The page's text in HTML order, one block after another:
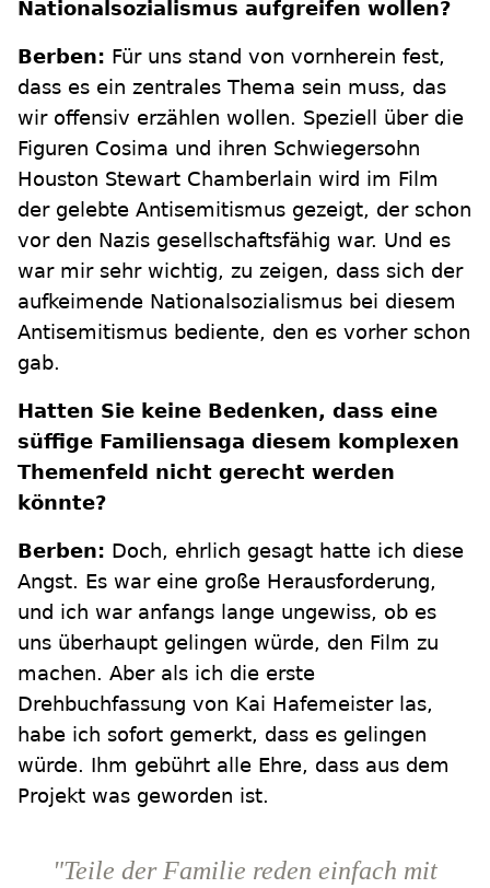
Nationalsozialismus aufgreifen wollen?
Berben: Für uns stand von vornherein fest,
dass es ein zentrales Thema sein muss, das
wir offensiv erzählen wollen. Speziell über die
Figuren Cosima und ihren Schwiegersohn
Houston Stewart Chamberlain wird im Film
der gelebte Antisemitismus gezeigt, der schon
vor den Nazis gesellschaftsfähig war. Und es
war mir sehr wichtig, zu zeigen, dass sich der
aufkeimende Nationalsozialismus bei diesem
Antisemitismus bediente, den es vorher schon
gab.
Hatten Sie keine Bedenken, dass eine
süffige Familiensaga diesem komplexen
Themenfeld nicht gerecht werden
könnte?
Berben: Doch, ehrlich gesagt hatte ich diese
Angst. Es war eine große Herausforderung,
und ich war anfangs lange ungewiss, ob es
uns überhaupt gelingen würde, den Film zu
machen. Aber als ich die erste
Drehbuchfassung von Kai Hafemeister las,
habe ich sofort gemerkt, dass es gelingen
würde. Ihm gebührt alle Ehre, dass aus dem
Projekt was geworden ist.
"Teile der Familie reden einfach mit